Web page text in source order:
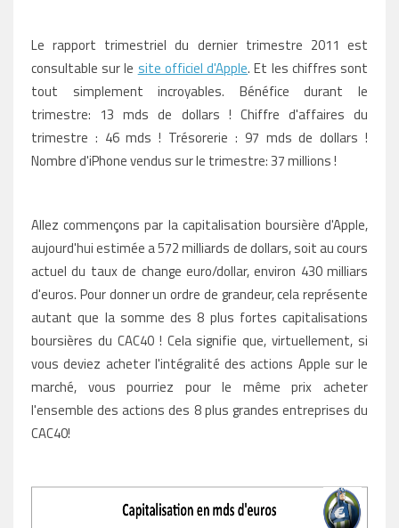
Le rapport trimestriel du dernier trimestre 2011 est
consultable sur le site officiel d'Apple. Et les chiffres sont
tout simplement incroyables. Bénéfice durant le
trimestre: 13 mds de dollars ! Chiffre d'affaires du
trimestre : 46 mds ! Trésorerie : 97 mds de dollars !
Nombre d'iPhone vendus sur le trimestre: 37 millions !
Allez commençons par la capitalisation boursière d'Apple,
aujourd'hui estimée a 572 milliards de dollars, soit au cours
actuel du taux de change euro/dollar, environ 430 milliars
d'euros. Pour donner un ordre de grandeur, cela représente
autant que la somme des 8 plus fortes capitalisations
boursières du CAC40 ! Cela signifie que, virtuellement, si
vous deviez acheter l'intégralité des actions Apple sur le
marché, vous pourriez pour le même prix acheter
l'ensemble des actions des 8 plus grandes entreprises du
CAC40!